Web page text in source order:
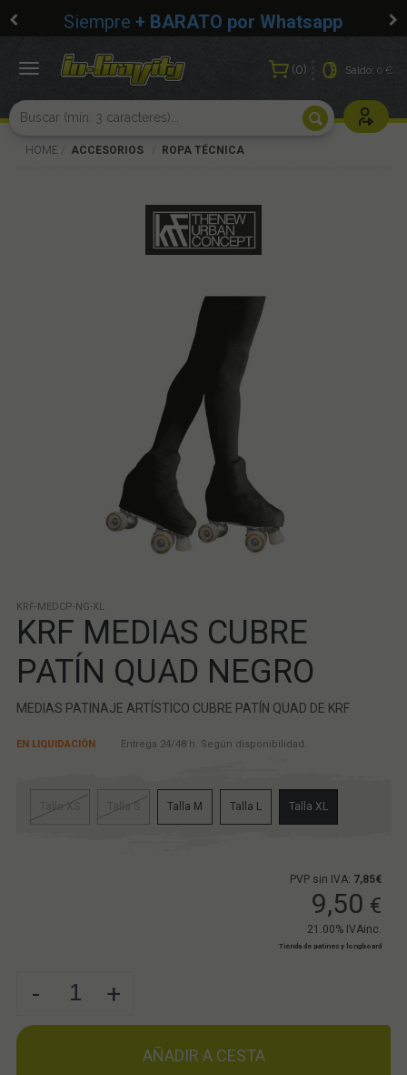
Siempre + BARATO por Whatsapp
0 Saldo:0 €
Usuarios
Toggle
HOME ACCESORIOS ROPA TÉCNICA
KRF-MEDCP-NG-XL
KRF MEDIAS CUBRE
PATÍN QUAD NEGRO
MEDIAS PATINAJE ARTÍSTICO CUBRE PATÍN QUAD DE KRF
EN LIQUIDACIÓN Entrega 24/48 h. Según disponibilidad.
Talla XS Talla S Talla M Talla L Talla XL
PVP sin IVA: 7,85€
9,50 €
21.00% IVAinc.
Tienda de patines y longboard
- +
AÑADIR A CESTA